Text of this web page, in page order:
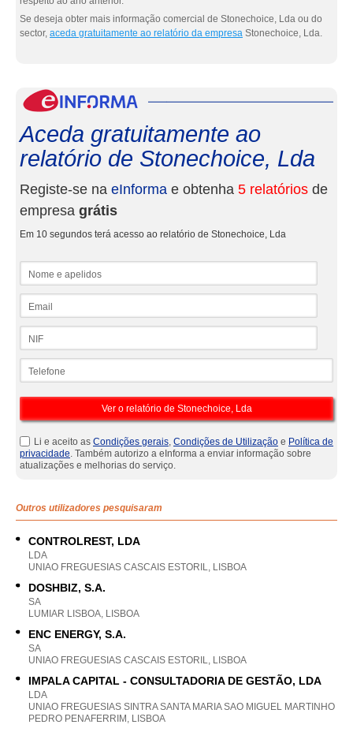
Se deseja obter mais informação comercial de Stonechoice, Lda ou do
sector, aceda gratuitamente ao relatório da empresa Stonechoice, Lda.
Aceda gratuitamente ao
relatório de Stonechoice, Lda
Registe-se na eInforma e obtenha 5 relatórios de
empresa grátis
Em 10 segundos terá acesso ao relatório de Stonechoice, Lda
Li e aceito as Condições gerais, Condições de Utilização e Política de
privacidade. Também autorizo a eInforma a enviar informação sobre
atualizações e melhorias do serviço.
Outros utilizadores pesquisaram
CONTROLREST, LDA
LDA
UNIAO FREGUESIAS CASCAIS ESTORIL, LISBOA
DOSHBIZ, S.A.
SA
LUMIAR LISBOA, LISBOA
ENC ENERGY, S.A.
SA
UNIAO FREGUESIAS CASCAIS ESTORIL, LISBOA
IMPALA CAPITAL - CONSULTADORIA DE GESTÃO, LDA
LDA
UNIAO FREGUESIAS SINTRA SANTA MARIA SAO MIGUEL MARTINHO
PEDRO PENAFERRIM, LISBOA